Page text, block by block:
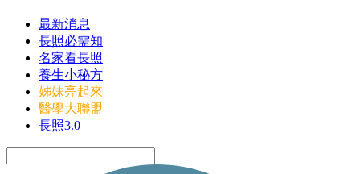
最新消息
長照必需知
名家看長照
養生小秘方
姊妹亮起來
醫學大聯盟
長照3.0